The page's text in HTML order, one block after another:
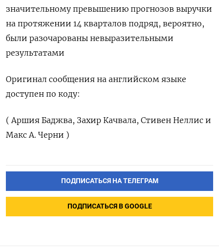
значительному превышению прогнозов ​выручки
на ⁠протяжении 14 кварталов подряд, вероятно,
были разочарованы невыразительными
результатами
Оригинал ‌сообщения на английском языке
‌доступен по коду:
( Аршия Баджва, Захир ​Качвала, Стивен Неллис и
‌Макс А. Черни )
ПОДПИСАТЬСЯ НА ТЕЛЕГРАМ
ПОДПИСАТЬСЯ В GOOGLE